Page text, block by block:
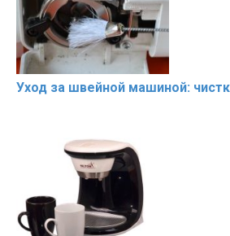
Уход за швейной машиной: